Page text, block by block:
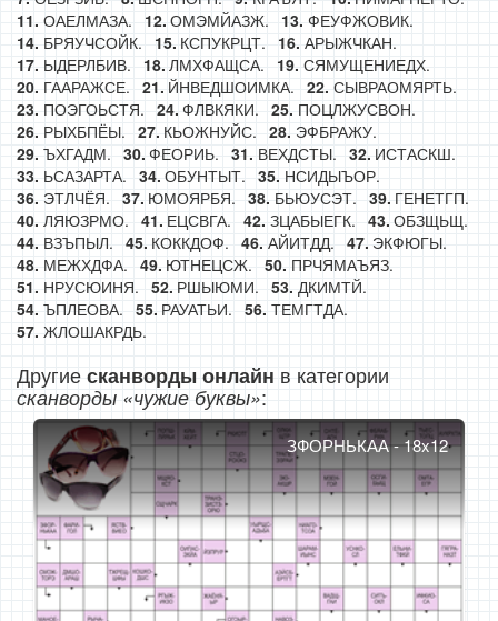
ОАЕЛМАЗА.
ОМЭМЙАЗЖ.
ФЕУФЖОВИК.
БРЯУЧСОЙК.
КСПУКРЦТ.
АРЫЖЧКАН.
ЫДЕРЛБИВ.
ЛМХФАЩСА.
СЯМУЩЕНИЕДХ.
ГААРАЖСЕ.
ЙНВЕДШОИМКА.
СЫВРАОМЯРТЬ.
ПОЭГОЬСТЯ.
ФЛВКЯКИ.
ПОЦЛЖУСВОН.
РЫХБПЁЫ.
КЬОЖНУЙС.
ЭФБРАЖУ.
ЪХГАДМ.
ФЕОРИЬ. ВЕХДСТЫ.
ИСТАСКШ.
ЬСАЗАРТА.
ОБУНТЫТ.
НСИДЫЪОР.
ЭТЛЧЁЯ.
ЮМОЯРБЯ. БЬЮУСЭТ.
ГЕНЕТГП.
ЛЯЮЗРМО.
ЕЦСВГА. ЗЦАБЫЕГК.
ОБЗЩЬЩ.
ВЗЪПЫЛ.
КОККДОФ. АЙИТДД.
ЭКФЮГЫ.
МЕЖХДФА.
ЮТНЕЦСЖ.
ПРЧЯМАЪЯЗ.
НРУСЮИНЯ.
РШЫЮМИ.
ДКИМТЙ.
ЪПЛЕОВА.
РАУАТЬИ.
ТЕМГТДА.
ЖЛОШАКРДЬ.
Другиесканворды онлайн в категории
сканворды «чужие буквы»:
ЗФОРНЬКАА - 18x12